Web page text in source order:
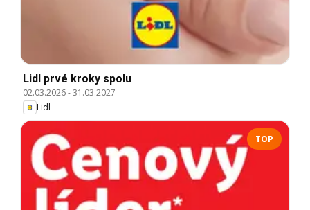
Lidl prvé kroky spolu
02.03.2026-31.03.2027
Lidl
TOP